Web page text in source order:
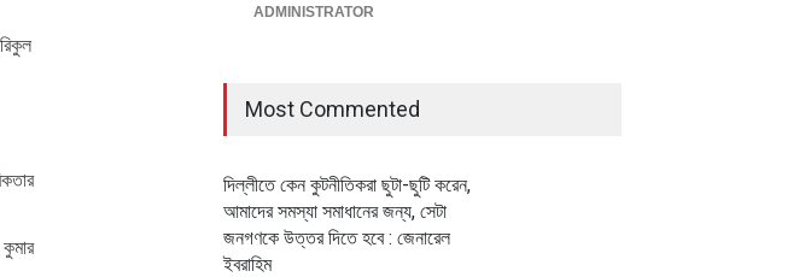
ADMINISTRATOR
Most Commented
দিল্লীতে কেন কুটনীতিকরা ছুটা-ছুটি করেন,
আমাদের সমস্যা সমাধানের জন্য, সেটা
জনগণকে উত্তর দিতে হবে : জেনারেল
ইবরাহিম